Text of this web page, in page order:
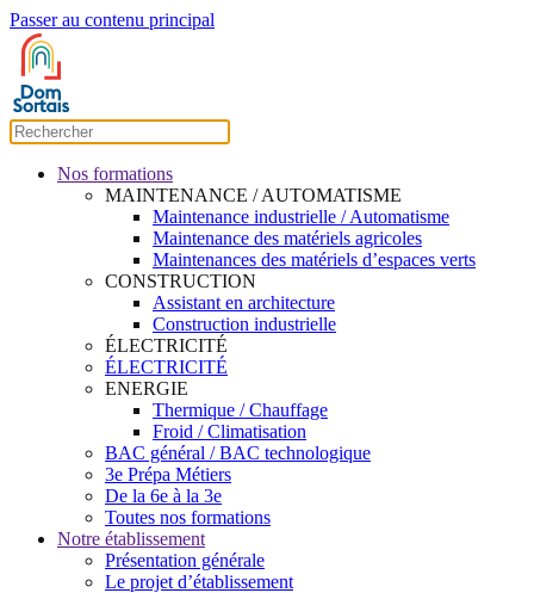
Passer au contenu principal
Nos formations
MAINTENANCE / AUTOMATISME
Maintenance industrielle / Automatisme
Maintenance des matériels agricoles
Maintenances des matériels d’espaces verts
CONSTRUCTION
Assistant en architecture
Construction industrielle
ÉLECTRICITÉ
ÉLECTRICITÉ
ENERGIE
Thermique / Chauffage
Froid / Climatisation
BAC général / BAC technologique
3e Prépa Métiers
De la 6e à la 3e
Toutes nos formations
Notre établissement
Présentation générale
Le projet d’établissement